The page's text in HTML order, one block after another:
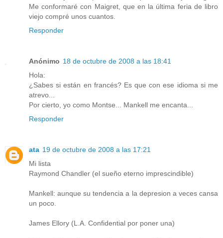
Me conformaré con Maigret, que en la última feria de libro
viejo compré unos cuantos.
Responder
Anónimo 18 de octubre de 2008 a las 18:41
Hola:
¿Sabes si están en francés? Es que con ese idioma si me
atrevo...
Por cierto, yo como Montse... Mankell me encanta...
Responder
ata 19 de octubre de 2008 a las 17:21
Mi lista
Raymond Chandler (el sueño eterno imprescindible)
Mankell: aunque su tendencia a la depresion a veces cansa
un poco.
James Ellory (L.A. Confidential por poner una)